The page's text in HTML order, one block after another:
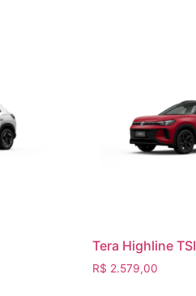
Tera Highline TSI
R$ 2.579,00